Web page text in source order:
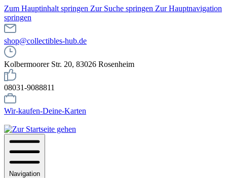
Zum Hauptinhalt springen Zur Suche springen Zur Hauptnavigation
springen
shop@collectibles-hub.de
Kolbermoorer Str. 20, 83026 Rosenheim
08031-9088811
Wir-kaufen-Deine-Karten
Navigation